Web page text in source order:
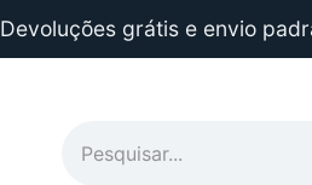
Devoluções grátis e envio